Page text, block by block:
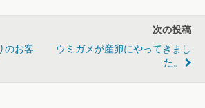
のお客
次の投稿
ウミガメが産卵にやってきまし
た。